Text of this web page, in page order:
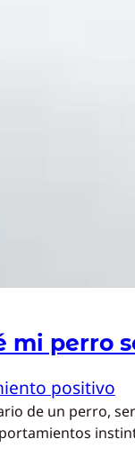
mi perro
positivo
de un perro,